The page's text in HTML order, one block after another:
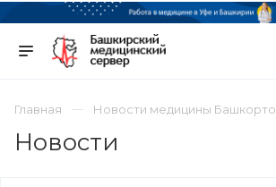
Главная Новости медицины
Новости